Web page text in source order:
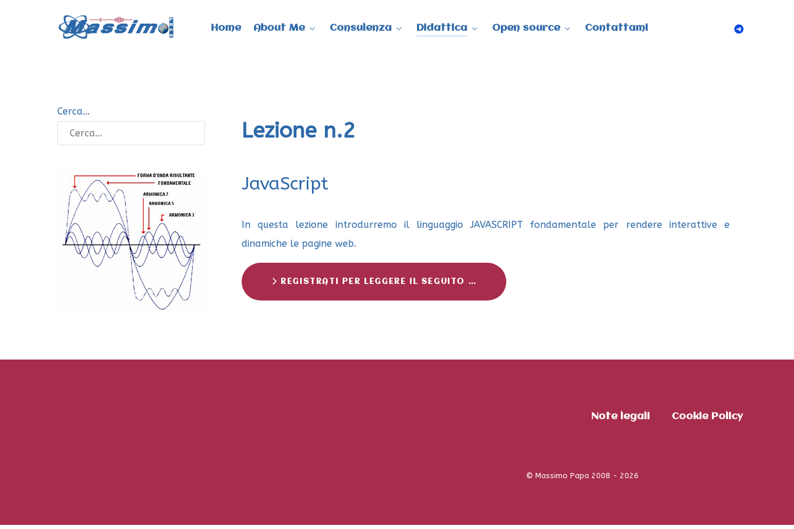
Home About Me Consulenza Didattica Open source Contattami
Cerca...
Lezione n.2
JavaScript
In questa lezione introdurremo il linguaggio JAVASCRIPT fondamentale per rendere interattive e
dinamiche le pagine web.
REGISTRATI PER LEGGERE IL SEGUITO …
Note legali Cookie Policy
© Massimo Papa 2008 - 2026